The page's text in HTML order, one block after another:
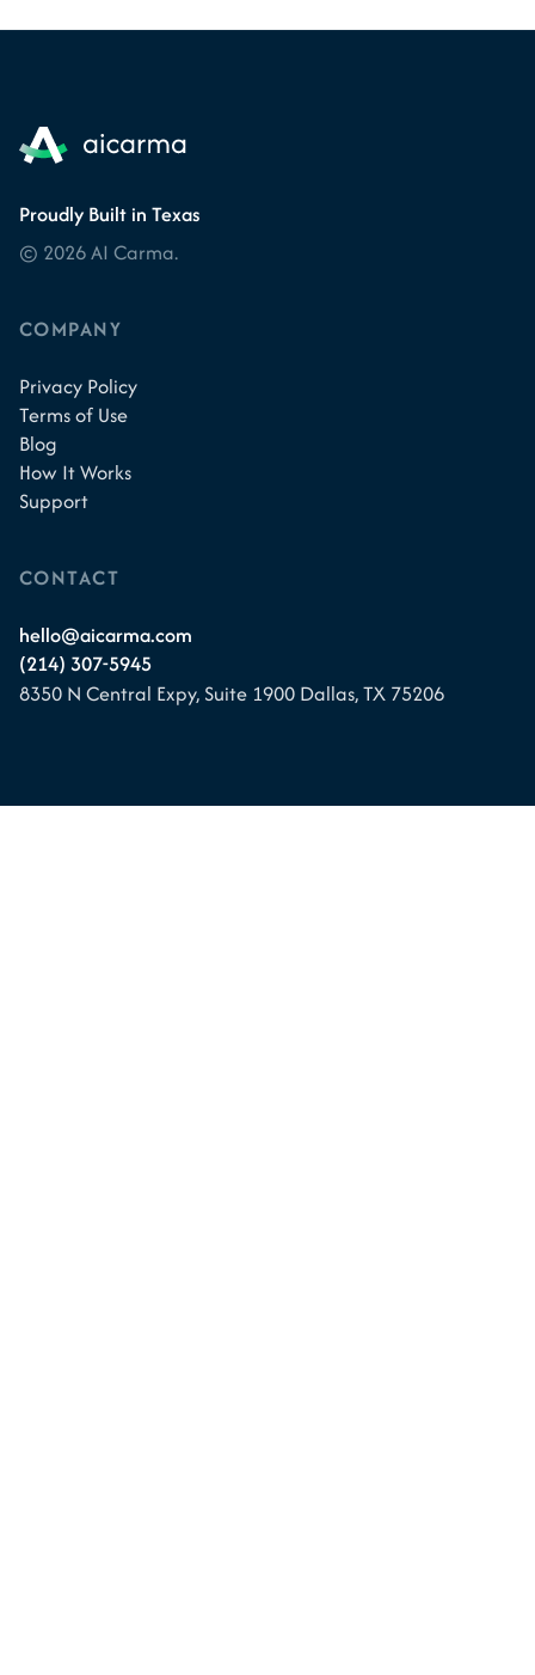
Proudly Built in Texas
© 2026 AI Carma.
COMPANY
Privacy Policy
Terms of Use
Blog
How It Works
Support
CONTACT
hello@aicarma.com
(214) 307-5945
8350 N Central Expy, Suite 1900 Dallas, TX 75206